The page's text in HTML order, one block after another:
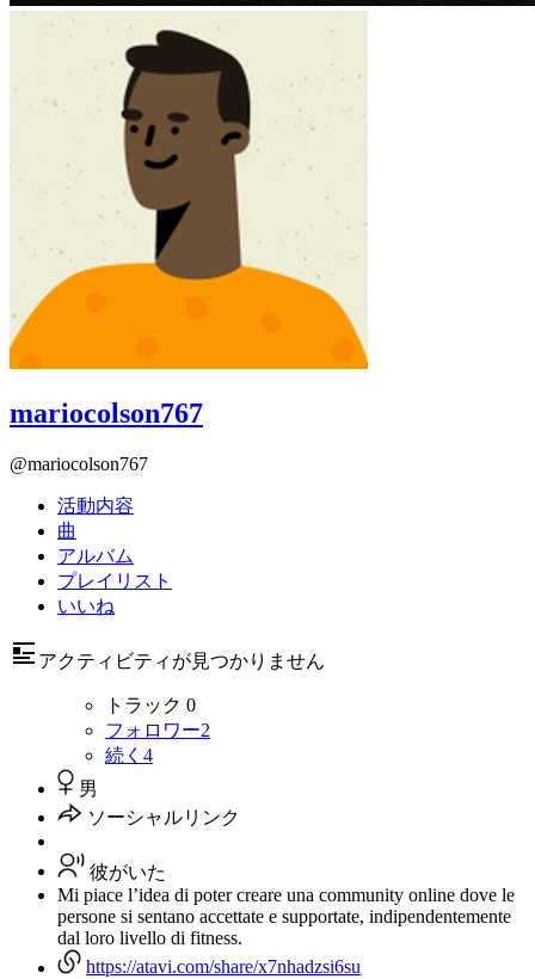
mariocolson767
@mariocolson767
活動内容
曲
アルバム
プレイリスト
いいね
アクティビティが見つかりません
トラック 0
フォロワー2
続く 4
男
ソーシャルリンク
彼がいた
Mi piace l’idea di poter creare una community online dove le
persone si sentano accettate e supportate, indipendentemente
dal loro livello di fitness.
https://atavi.com/share/x7nhadzsi6su